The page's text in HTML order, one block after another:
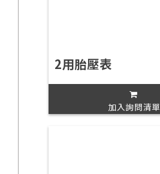
2用胎壓表
加入詢問清單